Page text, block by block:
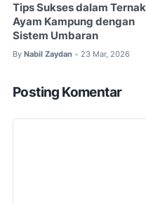
Tips Sukses dalam Ternak
Ayam Kampung dengan
Sistem Umbaran
By Nabil Zaydan • 23 Mar, 2026
Posting Komentar